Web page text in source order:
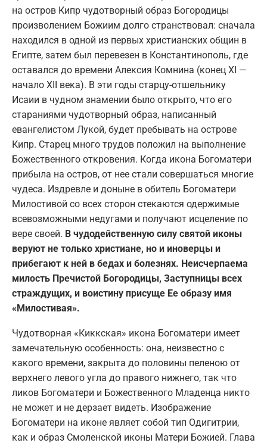
на остров Кипр чудотворный образ Богородицы
произволением Божиим долго странствовал: сначала
находился в одной из первых христианских общин в
Египте, затем был перевезен в Константинополь, где
оставался до времени Алексия Комнина (конец XI —
начало XII века). В эти годы старцу-отшельнику
Исаии в чудном знамении было открыто, что его
стараниями чудотворный образ, написанный
евангелистом Лукой, будет пребывать на острове
Кипр. Старец много трудов положил на выполнение
Божественного откровения. Когда икона Богоматери
прибыла на остров, от нее стали совершаться многие
чудеса. Издревле и доныне в обитель Богоматери
Милостивой со всех сторон стекаются одержимые
всевозможными недугами и получают исцеление по
вере своей. В чудодейственную силу святой иконы
веруют не только христиане, но и иноверцы и
прибегают к ней в бедах и болезнях. Неисчерпаема
милость Пречистой Богородицы, Заступницы всех
страждущих, и воистину присуще Ее образу имя
«Милостивая».
Чудотворная «Киккская» икона Богоматери имеет
замечательную особенность: она, неизвестно с
какого времени, закрыта до половины пеленою от
верхнего левого угла до правого нижнего, так что
ликов Богоматери и Божественного Младенца никто
не может и не дерзает видеть. Изображение
Богоматери на иконе являет собой тип Одигитрии,
как и образ Смоленской иконы Матери Божией. Глава